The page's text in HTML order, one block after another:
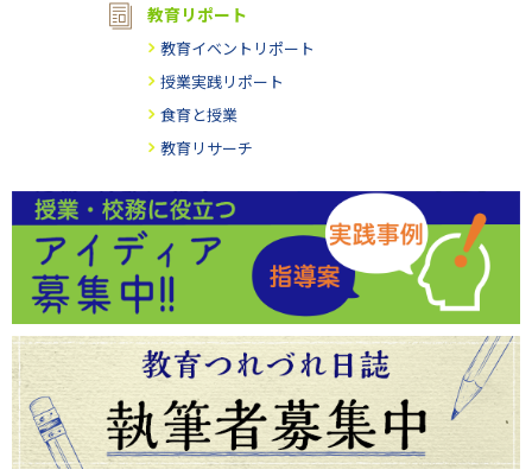
教育リポート
教育イベントリポート
授業実践リポート
食育と授業
教育リサーチ